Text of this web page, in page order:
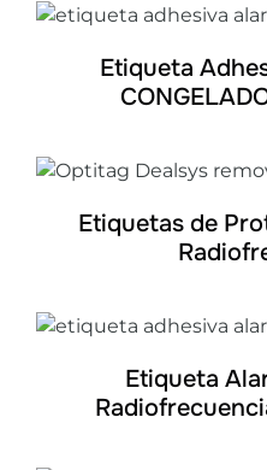
Etiqueta
Etiquetas de
Etiqueta